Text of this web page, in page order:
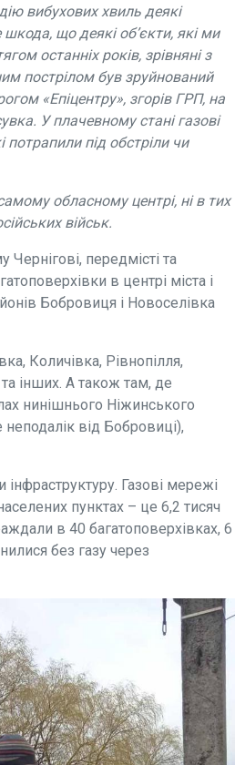
вибухових хвиль деякі
що деякі об’єкти, які ми
останніх років, зрівняні з
пострілом був зруйнований
«Епіцентру», згорів ГРП, на
У плачевному стані газові
потрапили під обстріли чи
обласному центрі, ні в тих
військ.
передмісті та
в центрі міста і
Бобровиця і Новоселівка
Количівка, Рівнопілля,
інших. А також там, де
нинішнього Ніжинського
від Бобровиці),
Газові мережі
пунктах – це 6,2 тисяч
в 40 багатоповерхівках, 6
без газу через